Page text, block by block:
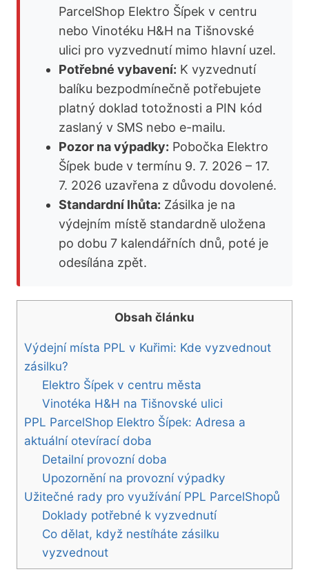
ParcelShop Elektro Šípek v centru
nebo Vinotéku H&H na Tišnovské
ulici pro vyzvednutí mimo hlavní uzel.
Potřebné vybavení: K vyzvednutí
balíku bezpodmínečně potřebujete
platný doklad totožnosti a PIN kód
zaslaný v SMS nebo e-mailu.
Pozor na výpadky: Pobočka Elektro
Šípek bude v termínu 9. 7. 2026 – 17.
7. 2026 uzavřena z důvodu dovolené.
Standardní lhůta: Zásilka je na
výdejním místě standardně uložena
po dobu 7 kalendářních dnů, poté je
odesílána zpět.
Obsah článku
Výdejní místa PPL v Kuřimi: Kde vyzvednout
zásilku?
Elektro Šípek v centru města
Vinotéka H&H na Tišnovské ulici
PPL ParcelShop Elektro Šípek: Adresa a
aktuální otevírací doba
Detailní provozní doba
Upozornění na provozní výpadky
Užitečné rady pro využívání PPL ParcelShopů
Doklady potřebné k vyzvednutí
Co dělat, když nestíháte zásilku
vyzvednout